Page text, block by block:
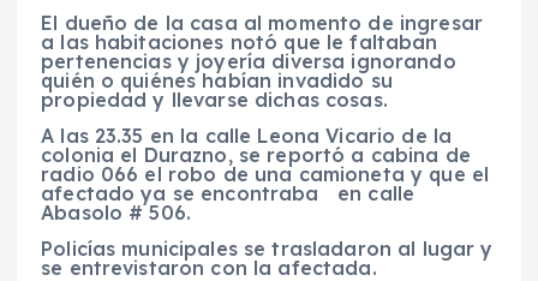
El dueño de la casa al momento de ingresar
a las habitaciones notó que le faltaban
pertenencias y joyería diversa ignorando
quién o quiénes habían invadido su
propiedad y llevarse dichas cosas.
A las 23.35 en la calle Leona Vicario de la
colonia el Durazno, se reportó a cabina de
radio 066 el robo de una camioneta y que el
afectado ya se encontraba en calle
Abasolo # 506.
Policías municipales se trasladaron al lugar y
se entrevistaron con la afectada.